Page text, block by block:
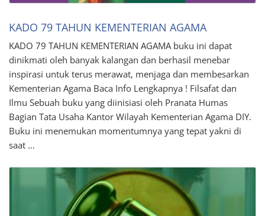
KADO 79 TAHUN KEMENTERIAN AGAMA
KADO 79 TAHUN KEMENTERIAN AGAMA buku ini dapat
dinikmati oleh banyak kalangan dan berhasil menebar
inspirasi untuk terus merawat, menjaga dan membesarkan
Kementerian Agama Baca Info Lengkapnya ! Filsafat dan
Ilmu Sebuah buku yang diinisiasi oleh Pranata Humas
Bagian Tata Usaha Kantor Wilayah Kementerian Agama DIY.
Buku ini menemukan momentumnya yang tepat yakni di
saat …